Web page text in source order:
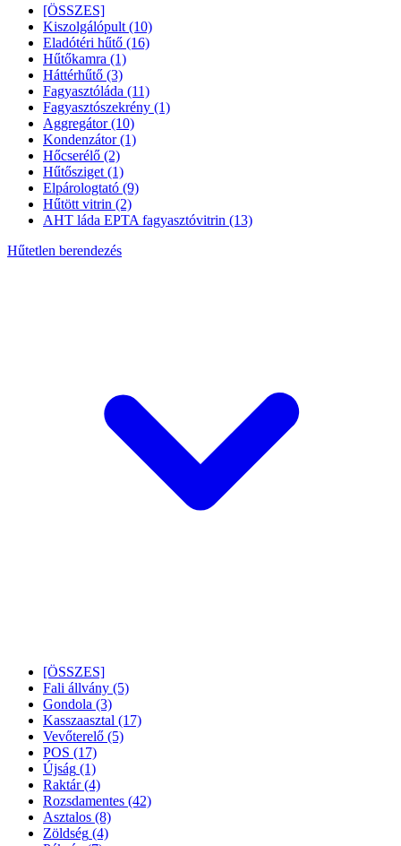
[ÖSSZES]
Kiszolgálópult (10)
Eladótéri hűtő (16)
Hűtőkamra (1)
Háttérhűtő (3)
Fagyasztóláda (11)
Fagyasztószekrény (1)
Aggregátor (10)
Kondenzátor (1)
Hőcserélő (2)
Hűtősziget (1)
Elpárologtató (9)
Hűtött vitrin (2)
AHT láda EPTA fagyasztóvitrin (13)
Hűtetlen berendezés
[ÖSSZES]
Fali állvány (5)
Gondola (3)
Kasszaasztal (17)
Vevőterelő (5)
POS (17)
Újság (1)
Raktár (4)
Rozsdamentes (42)
Asztalos (8)
Zöldség (4)